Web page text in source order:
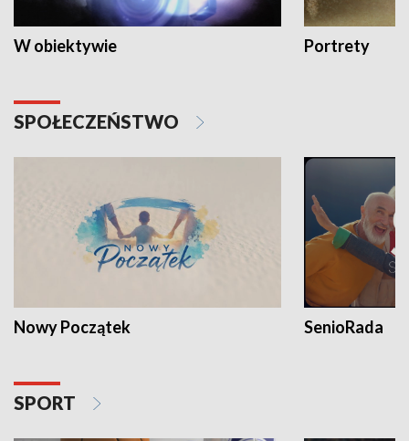
W obiektywie Portrety
SPOŁECZEŃSTWO
Nowy Początek SenioRada
SPORT